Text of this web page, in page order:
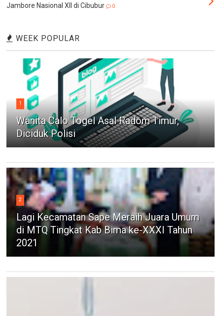
Jambore Nasional XII di Cibubur
0
WEEK POPULAR
1
Wanita Calo Togel Asal Radom Timur,
Diciduk Polisi
2
Lagi Kecamatan Sape Meraih Juara Umum
di MTQ Tingkat Kab Bima ke-XXXI Tahun
2021